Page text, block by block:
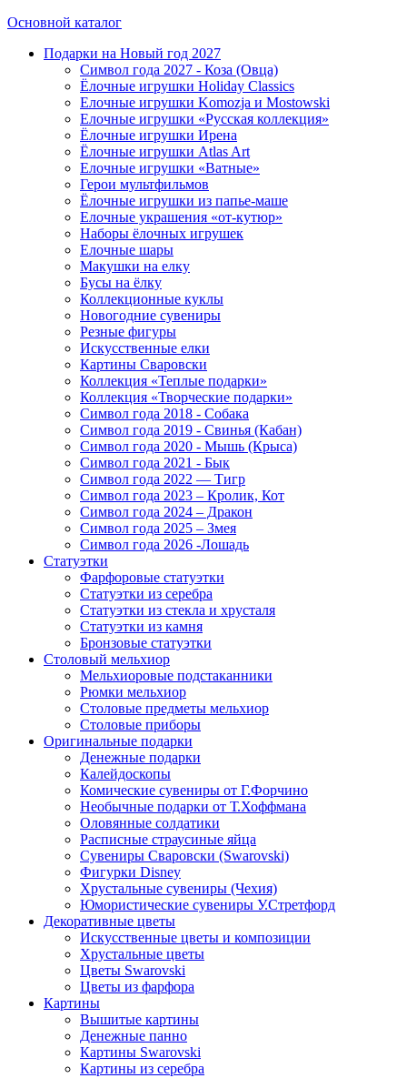
Основной каталог
Подарки на Новый год 2027
Символ года 2027 - Коза (Овца)
Ёлочные игрушки Holiday Classics
Елочные игрушки Komozja и Mostowski
Елочные игрушки «Русская коллекция»
Ёлочные игрушки Ирена
Ёлочные игрушки Atlas Art
Елочные игрушки «Ватные»
Герои мультфильмов
Ёлочные игрушки из папье-маше
Елочные украшения «от-кутюр»
Наборы ёлочных игрушек
Елочные шары
Макушки на елку
Бусы на ёлку
Коллекционные куклы
Новогодние сувениры
Резные фигуры
Искусственные елки
Картины Сваровски
Коллекция «Теплые подарки»
Коллекция «Творческие подарки»
Символ года 2018 - Собака
Символ года 2019 - Свинья (Кабан)
Символ года 2020 - Мышь (Крыса)
Символ года 2021 - Бык
Символ года 2022 — Тигр
Символ года 2023 – Кролик, Кот
Символ года 2024 – Дракон
Символ года 2025 – Змея
Символ года 2026 -Лошадь
Статуэтки
Фарфоровые статуэтки
Статуэтки из серебра
Статуэтки из стекла и хрусталя
Статуэтки из камня
Бронзовые статуэтки
Столовый мельхиор
Мельхиоровые подстаканники
Рюмки мельхиор
Столовые предметы мельхиор
Столовые приборы
Оригинальные подарки
Денежные подарки
Калейдоскопы
Комические сувениры от Г.Форчино
Необычные подарки от Т.Хоффмана
Оловянные солдатики
Расписные страусиные яйца
Сувениры Сваровски (Swarovski)
Фигурки Disney
Хрустальные сувениры (Чехия)
Юмористические сувениры У.Стретфорд
Декоративные цветы
Искусственные цветы и композиции
Хрустальные цветы
Цветы Swarovski
Цветы из фарфора
Картины
Вышитые картины
Денежные панно
Картины Swarovski
Картины из серебра